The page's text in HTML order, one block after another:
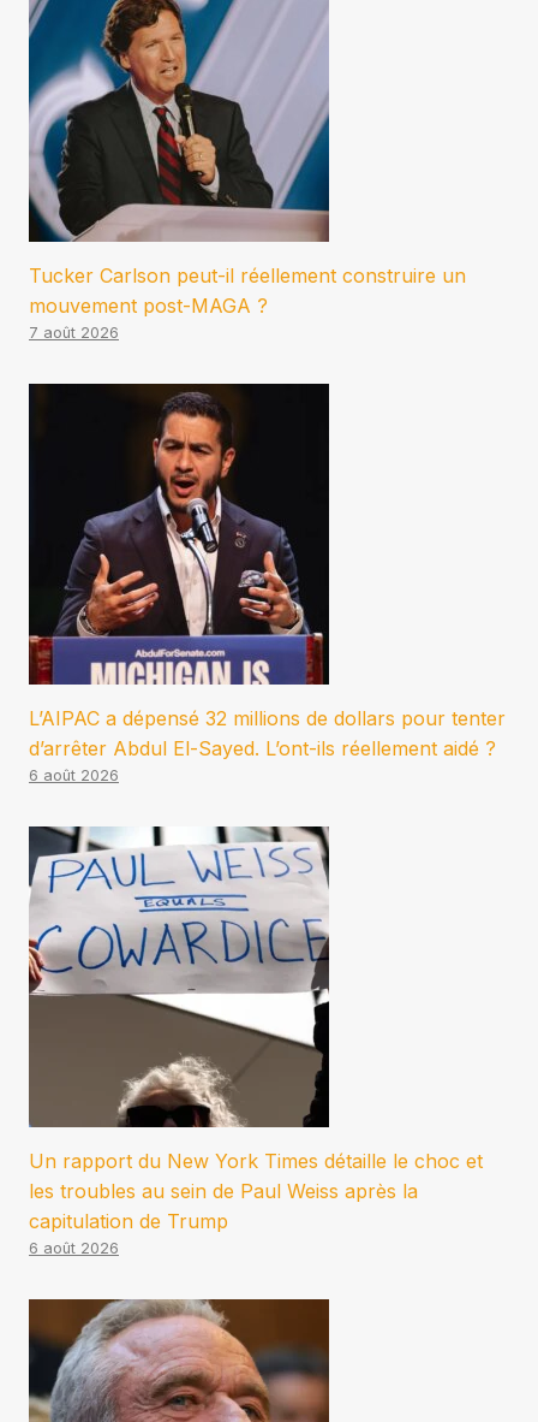
Tucker Carlson peut-il réellement construire un
mouvement post-MAGA ?
7 août 2026
L’AIPAC a dépensé 32 millions de dollars pour tenter
d’arrêter Abdul El-Sayed. L’ont-ils réellement aidé ?
6 août 2026
Un rapport du New York Times détaille le choc et
les troubles au sein de Paul Weiss après la
capitulation de Trump
6 août 2026